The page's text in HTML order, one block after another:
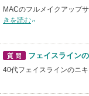
質問
MACのフルメイクアップ
きを読む
質問
フェイスライン
40代フェイスラインのニ